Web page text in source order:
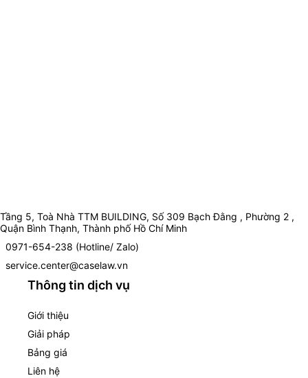
Tầng 5, Toà Nhà TTM BUILDING, Số 309 Bạch Đằng , Phường 2 ,
Quận Bình Thạnh, Thành phố Hồ Chí Minh
0971-654-238 (Hotline/ Zalo)
service.center@caselaw.vn
Thông tin dịch vụ
Giới thiệu
Giải pháp
Bảng giá
Liên hệ